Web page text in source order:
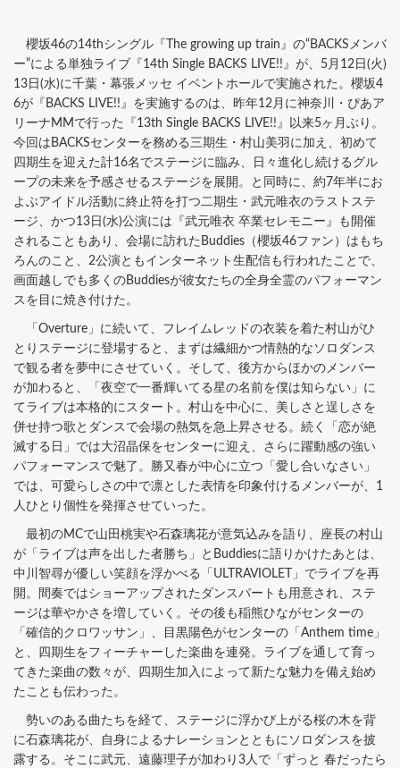
櫻坂46の14thシングル『The growing up train』の“BACKSメンバ
ー”による単独ライブ『14th Single BACKS LIVE!!』が、5月12日(火)
13日(水)に千葉・幕張メッセ イベントホールで実施された。櫻坂4
6が『BACKS LIVE!!』を実施するのは、昨年12月に神奈川・ぴあア
リーナMMで行った『13th Single BACKS LIVE!!』以来5ヶ月ぶり。
今回はBACKSセンターを務める三期生・村山美羽に加え、初めて
四期生を迎えた計16名でステージに臨み、日々進化し続けるグル
ープの未来を予感させるステージを展開。と同時に、約7年半にお
よぶアイドル活動に終止符を打つ二期生・武元唯衣のラストステ
ージ、かつ13日(水)公演には『武元唯衣 卒業セレモニー』も開催
されることもあり、会場に訪れたBuddies（櫻坂46ファン）はもち
ろんのこと、2公演ともインターネット生配信も行われたことで、
画面越しでも多くのBuddiesが彼女たちの全身全霊のパフォーマン
スを目に焼き付けた。
「Overture」に続いて、フレイムレッドの衣装を着た村山がひ
とりステージに登場すると、まずは繊細かつ情熱的なソロダンス
で観る者を夢中にさせていく。そして、後方からほかのメンバー
が加わると、「夜空で一番輝いてる星の名前を僕は知らない」に
てライブは本格的にスタート。村山を中心に、美しさと逞しさを
併せ持つ歌とダンスで会場の熱気を急上昇させる。続く「恋が絶
滅する日」では大沼晶保をセンターに迎え、さらに躍動感の強い
パフォーマンスで魅了。勝又春が中心に立つ「愛し合いなさい」
では、可愛らしさの中で凛とした表情を印象付けるメンバーが、1
人ひとり個性を発揮させていった。
最初のMCで山田桃実や石森璃花が意気込みを語り、座長の村山
が「ライブは声を出した者勝ち」とBuddiesに語りかけたあとは、
中川智尋が優しい笑顔を浮かべる「ULTRAVIOLET」でライブを再
開。間奏ではショーアップされたダンスパートも用意され、ステ
ージは華やかさを増していく。その後も稲熊ひながセンターの
「確信的クロワッサン」、目黒陽色がセンターの「Anthem time」
と、四期生をフィーチャーした楽曲を連発。ライブを通して育っ
てきた楽曲の数々が、四期生加入によって新たな魅力を備え始め
たことも伝わった。
勢いのある曲たちを経て、ステージに浮かび上がる桜の木を背
に石森璃花が、自身によるナレーションとともにソロダンスを披
露する。そこに武元、遠藤理子が加わり3人で「ずっと 春だったら